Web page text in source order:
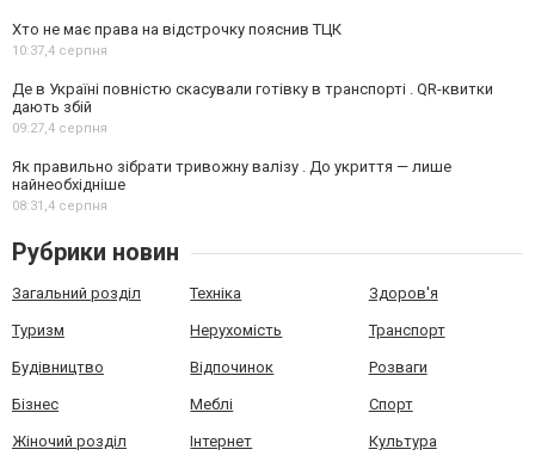
Хто не має права на відстрочку пояснив ТЦК
10:37,4 серпня
Де в Україні повністю скасували готівку в транспорті . QR-квитки
дають збій
09:27,4 серпня
Як правильно зібрати тривожну валізу . До укриття — лише
найнеобхідніше
08:31,4 серпня
Рубрики новин
Загальний розділ Техніка Здоров'я
Туризм Нерухомість Транспорт
Будівництво Відпочинок Розваги
Бізнес Меблі Спорт
Жіночий розділ Інтернет Культура